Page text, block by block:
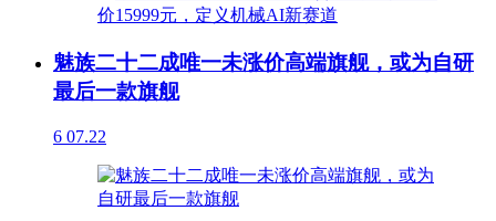
魅族二十二成唯一未涨价高端旗舰，或为自研
最后一款旗舰
6 07.22